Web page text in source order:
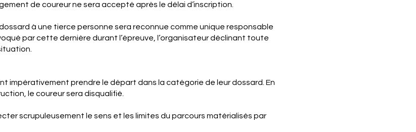
de coureur ne sera accepté après le délai d’inscription.
à une tierce personne sera reconnue comme unique responsable
par cette dernière durant l’épreuve, l’organisateur déclinant toute
impérativement prendre le départ dans la catégorie de leur dossard. En
le coureur sera disqualifié.
scrupuleusement le sens et les limites du parcours matérialisés par